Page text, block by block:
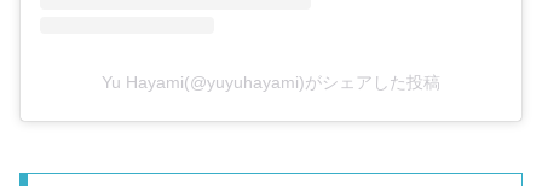
Yu Hayami(@yuyuhayami)がシェアした投稿